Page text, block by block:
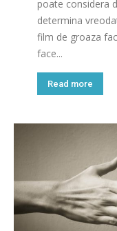
poate considera
determina
film de groaza
face...
Read more